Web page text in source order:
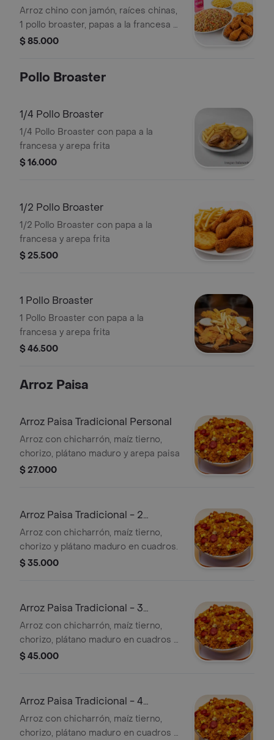
Personas
Arroz chino con jamón, raíces chinas,
1 pollo broaster, papas a la francesa y
gaseosa Postobón Econo litro.
$ 85.000
Pollo Broaster
1/4 Pollo Broaster
1/4 Pollo Broaster con papa a la
francesa y arepa frita
$ 16.000
1/2 Pollo Broaster
1/2 Pollo Broaster con papa a la
francesa y arepa frita
$ 25.500
1 Pollo Broaster
1 Pollo Broaster con papa a la
francesa y arepa frita
$ 46.500
Arroz Paisa
Arroz Paisa Tradicional Personal
Arroz con chicharrón, maíz tierno,
chorizo, plátano maduro y arepa paisa
$ 27.000
Arroz Paisa Tradicional - 2
personas
Arroz con chicharrón, maíz tierno,
chorizo y plátano maduro en cuadros.
$ 35.000
Arroz Paisa Tradicional - 3
personas
Arroz con chicharrón, maíz tierno,
chorizo, plátano maduro en cuadros y
una adición.
$ 45.000
Arroz Paisa Tradicional - 4
personas
Arroz con chicharrón, maíz tierno,
chorizo, plátano maduro en cuadros y